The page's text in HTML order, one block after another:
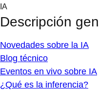
Skip
content
IA
Descripción
Novedades sobre la IA
Blog técnico
Eventos en vivo sobre IA
¿Qué es la inferencia?